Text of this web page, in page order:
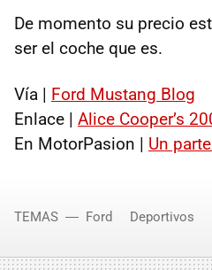
De momento su precio
ser el coche que es.
Vía | Ford Mustang Blog
Enlace | Alice Cooper’s
En MotorPasion | Un
TEMAS Ford Deportivos